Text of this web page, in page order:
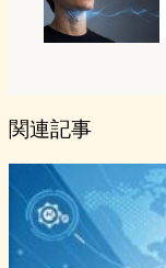
関連記事